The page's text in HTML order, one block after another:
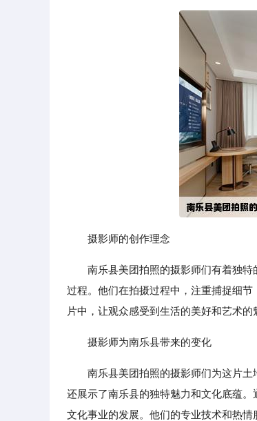
摄影师的创作理念
南乐县美团拍照的摄影师们有着独
过程。他们在拍摄过程中，注重捕捉细
片中，让观众感受到生活的美好和艺术的
摄影师为南乐县带来的变化
南乐县美团拍照的摄影师们为这片
还展示了南乐县的独特魅力和文化底蕴
文化事业的发展。他们的专业技术和热情